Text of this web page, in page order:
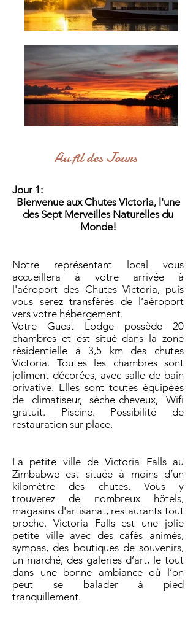
Au fil des Jours
Jour 1:
Bienvenue aux Chutes Victoria, l'une
des Sept Merveilles Naturelles du
Monde!
Notre représentant local vous
accueillera à votre arrivée à
l'aéroport des Chutes Victoria, puis
vous serez transférés de l’aéroport
vers votre hébergement.
Votre Guest Lodge possède 20
chambres et est situé dans la zone
résidentielle à 3,5 km des chutes
Victoria. Toutes les chambres sont
joliment décorées, avec salle de bain
privative. Elles sont toutes équipées
de climatiseur, sèche-cheveux, Wifi
gratuit. Piscine. Possibilité de
restauration sur place.
La petite ville de Victoria Falls au
Zimbabwe est située à moins d’un
kilomètre des chutes. Vous y
trouverez de nombreux hôtels,
magasins d'artisanat, restaurants tout
proche. Victoria Falls est une jolie
petite ville avec des cafés animés,
sympas, des boutiques de souvenirs,
un marché, des galeries d’art, le tout
dans une bonne ambiance où l’on
peut se balader à pied
tranquillement.